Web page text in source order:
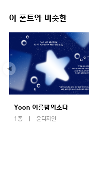
이 폰트와 비슷한
Yoon 여름밤의소다
1종 윤디자인